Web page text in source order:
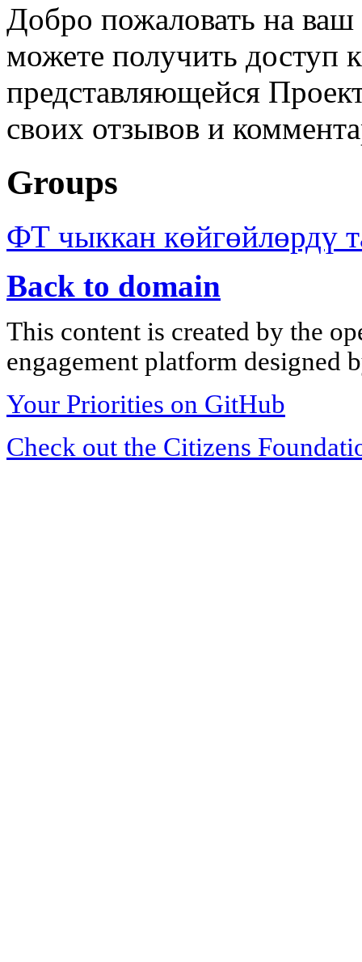
Добро пожаловать на
можете получить доступ
представляющейся
своих отзывов и
Groups
ФТ чыккан көйгөйлөрдү
Back to domain
This content is created by the
engagement platform designed
Your Priorities on GitHub
Check out the Citizens